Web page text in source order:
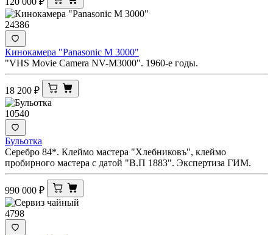
24386
Кинокамера "Panasonic M 3000"
"VHS Movie Camera NV-M3000". 1960-е годы.
18 200 ₽
10540
Бульотка
Серебро 84*. Клеймо мастера "Хлебниковъ", клеймо
пробирного мастера с датой "В.П 1883". Экспертиза ГИМ.
990 000 ₽
4798